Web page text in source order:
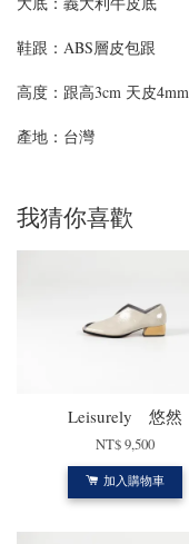
鞋跟：ABS層皮包跟
高度：跟高3cm 天皮4mm
產地：台灣
我猜你喜歡
Leisurely 悠然
NT$ 9,500
加入購物車